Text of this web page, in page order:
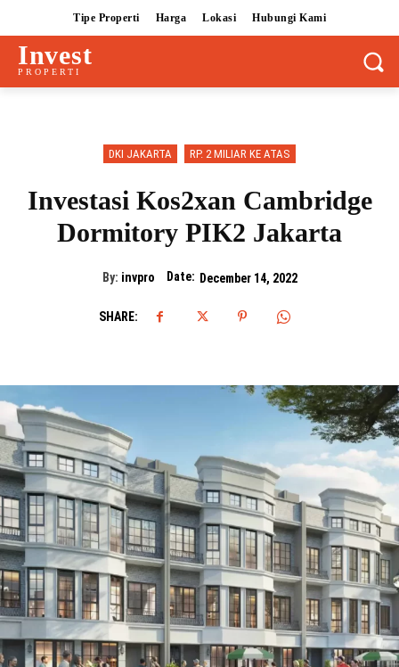
Tipe Properti Harga Lokasi Hubungi Kami
Invest
PROPERTI
DKI JAKARTA RP. 2 MILIAR KE ATAS
Investasi Kos2xan Cambridge
Dormitory PIK2 Jakarta
By: invpro Date: December 14, 2022
SHARE: